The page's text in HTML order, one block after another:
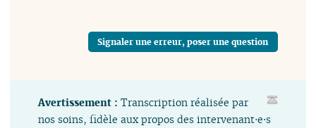
Signaler une erreur, poser une question
Avertissement :Transcription réalisée par
nos soins, fidèle aux propos des intervenant⋅e⋅s